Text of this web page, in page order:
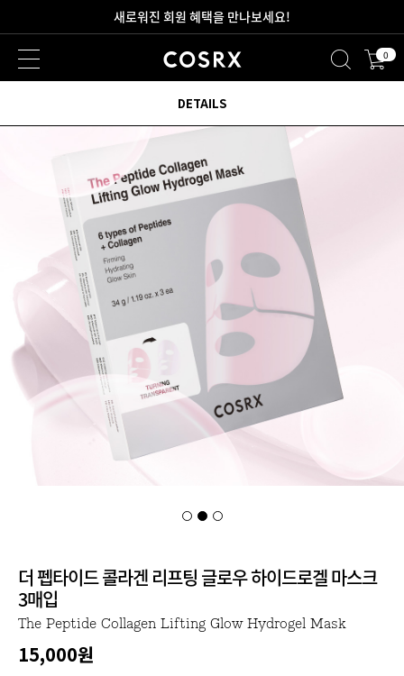
2만원 이상 무료 배송
새로워진 회원 혜택을 만나보세요! 0
더 펩타이드 콜라겐 리프팅 글로우 하이드로겔 마스크
3매입
The Peptide Collagen Lifting Glow Hydrogel Mask
15,000원
DETAILS